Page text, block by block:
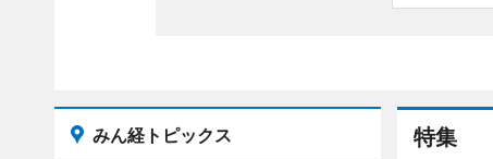
特集
みん経トピックス